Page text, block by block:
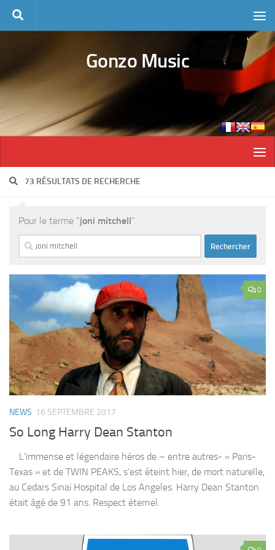
Skip to content
Gonzo Music
73 RÉSULTATS DE RECHERCHE
Pour le terme "joni mitchell".
Rechercher :
0
NEWS 16 SEPTEMBRE 2017
So Long Harry Dean Stanton
L’immense et légendaire héros de – entre autres- « Paris-
Texas » et de TWIN PEAKS, s’est éteint hier, de mort naturelle,
au Cedars Sinaï Hospital de Los Angeles. Harry Dean Stanton
était âgé de 91 ans. Respect éternel.